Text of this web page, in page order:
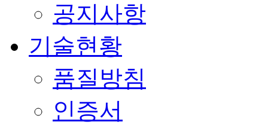
공지사항
기술현황
품질방침
인증서